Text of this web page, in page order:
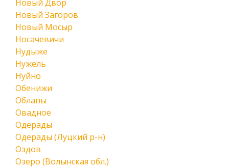
Новый Двор
Новый Загоров
Новый Мосыр
Носачевичи
Нудыже
Нужель
Нуйно
Обенижи
Облапы
Овадное
Одерады
Одерады (Луцкий р-н)
Оздов
Озеро (Волынская обл.)